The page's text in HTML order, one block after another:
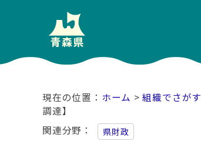
ホーム >組織でさがす
調達】
関連分野
県財政